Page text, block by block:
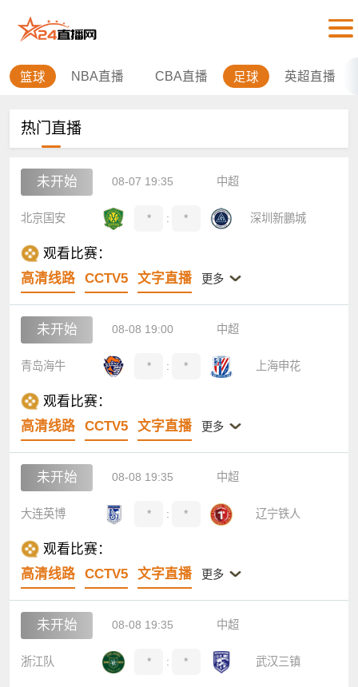
篮球 NBA直播 CBA直播 足球 英超直播
热门直播
未开始 08-07 19:35 中超
北京国安 * : * 深圳新鵬城
观看比赛：
高清线路
CCTV5 文字直播 更多
未开始 08-08 19:00 中超
青岛海牛 * : * 上海申花
观看比赛：
高清线路
CCTV5 文字直播 更多
未开始 08-08 19:35 中超
大连英博 * : * 辽宁铁人
观看比赛：
高清线路
CCTV5 文字直播 更多
未开始 08-08 19:35 中超
浙江队 * : * 武汉三镇